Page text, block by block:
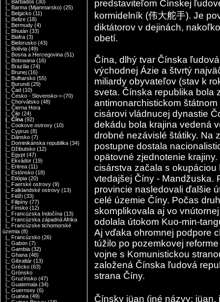
|_ Barbados (30)
|_ Barma (Mjanmarsko) (25)
|_ Belgicko (11)
|_ Belize (18)
|_ Bermudy (4)
|_ Bhután (33)
|_ Biafra (3)
|_ Bielorusko (43)
|_ Bolívia (49)
|_ Bosna a Hercegovina (51)
|_ Botswana (16)
|_ Brazília (74)
|_ Brunej (16)
|_ Bulharsko (55)
|_ Burundi (29)
|_ Čad (10)
|_ Česko - Slovensko-> (70)
|_ Chorvátsko (48)
|_ Čierna Hora
|_ Čile (24)
|_ Čína (92)
|_ Cookove ostrovy (10)
|_ Cyprus (8)
|_ Dánsko (7)
|_ Dominikánska republika (34)
|_ Džibutsko (12)
|_ Egypt (47)
|_ Ekvádor (19)
|_ Eritrea (11)
|_ Estónsko (18)
|_ Etiópia (20)
|_ Faerské ostrovy (9)
|_ Falklandské ostrovy (13)
|_ Fidži (33)
|_ Filipíny (77)
|_ Fínsko (12)
|_ Francúzska Indočína (13)
|_ Francúzska západná Afrika
|_ Francúzske tichomorské
územia (8)
|_ Francúzsko (26)
|_ Gabon (7)
|_ Gambia (32)
|_ Ghana (48)
|_ Gibraltár (13)
|_ Grécko (63)
|_ Grónsko
|_ Gruzínsko (47)
|_ Guatemala (34)
|_ Guernsey (6)
|_ Guinea (49)
predstaviteľom Čínskej
kormidelník (伟大舵手). Je
diktátorov v dejinách,
obetí.
Čína, dlhý tvar Čínska
východnej Ázie a štvrtý
miliardy obyvateľov (stav k
sveta. Čínska republika bola
antimonarchistickom
cisárovi vládnucej dynastie
dekádu bola krajina vedená
drobné nezávislé štátiky. Na
postupne dostala
opätovné zjednotenie
cisárstva začala s
vtedajšej Číny - Mandžuska.
provincie nasledovali ďalšie
celé územie Číny. Počas
skomplikovala aj vo
odolala útokom Kuo-min-
Aj vďaka ohromnej podpore
túžilo po pozemkovej
vojne s Komunistickou
založená Čínska ľudová
strana Číny.
Čínsky jüan (iné názvy: